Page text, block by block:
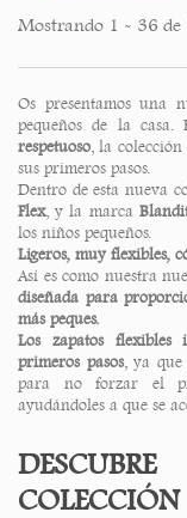
Mostrando 1 - 36 de
Os presentamos una
pequeños de la casa.
respetuoso , la
sus primeros pasos.
Dentro de esta nueva
Flex, y la marca
los niños pequeños.
Ligeros, muy flexibles,
Así es como nuestra
diseñada para
más peques.
Los zapatos flexibles
primeros pasos, ya que
para no forzar el
ayudándoles a que se